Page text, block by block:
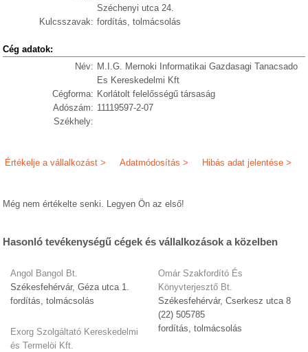
Széchenyi utca 24.
Kulcsszavak: fordítás, tolmácsolás
Cég adatok:
Név: M.I.G. Mernoki Informatikai Gazdasagi Tanacsado
Es Kereskedelmi Kft
Cégforma: Korlátolt felelősségű társaság
Adószám: 11119597-2-07
Székhely:
Hibás adat jelentése >
Adatmódosítás >
Értékelje a vállalkozást >
Még nem értékelte senki. Legyen Ön az első!
Hasonló tevékenységű cégek és vállalkozások a közelben
Angol Bangol Bt.
Székesfehérvár, Géza utca 1.
fordítás, tolmácsolás
Exorg Szolgáltató Kereskedelmi
és Termelöi Kft.
Omár Szakfordító És
Könyvterjesztő Bt.
Székesfehérvár, Cserkesz utca 8
(22) 505785
fordítás, tolmácsolás